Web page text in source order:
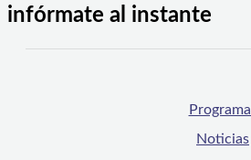
infórmate al instante
Noticias